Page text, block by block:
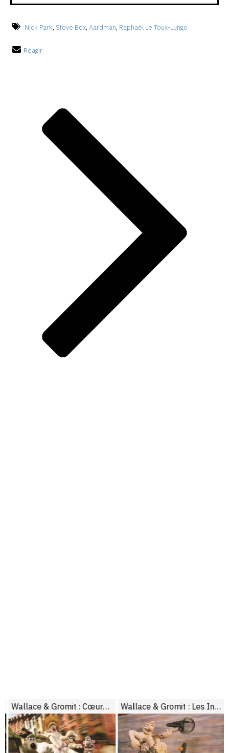
Nick Park, Steve Box, Aardman, Raphaël Le Toux-Lungo
Réagir
Wallace & Gromit : Cœurs à modeler Wallace & Gromit : Les Inventuriers